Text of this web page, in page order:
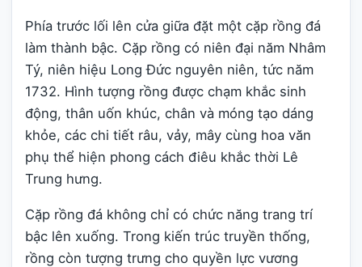
Phía trước lối lên cửa giữa đặt một cặp rồng đá
làm thành bậc. Cặp rồng có niên đại năm Nhâm
Tý, niên hiệu Long Đức nguyên niên, tức năm
1732. Hình tượng rồng được chạm khắc sinh
động, thân uốn khúc, chân và móng tạo dáng
khỏe, các chi tiết râu, vảy, mây cùng hoa văn
phụ thể hiện phong cách điêu khắc thời Lê
Trung hưng.
Cặp rồng đá không chỉ có chức năng trang trí
bậc lên xuống. Trong kiến trúc truyền thống,
rồng còn tượng trưng cho quyền lực vương